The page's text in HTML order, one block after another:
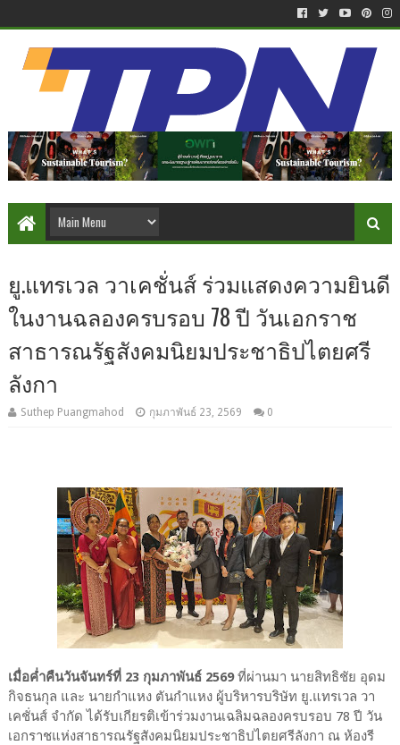
ยู.แทรเวล วาเคชั่นส์ ร่วมแสดงความยินดี
ในงานฉลองครบรอบ 78 ปี วันเอกราช
สาธารณรัฐสังคมนิยมประชาธิปไตยศรี
ลังกา
Suthep Puangmahod กุมภาพันธ์ 23, 2569 0
เมื่อค่ำคืนวันจันทร์ที่ 23 กุมภาพันธ์ 2569ที่ผ่านมา นายสิทธิชัย อุดม
กิจธนกุล และ นายกำแหง ตันกำแหง ผู้บริหารบริษัท ยู.แทรเวล วา
เคชั่นส์ จำกัด ได้รับเกียรติเข้าร่วมงานเฉลิมฉลองครบรอบ 78 ปี วัน
เอกราชแห่งสาธารณรัฐสังคมนิยมประชาธิปไตยศรีลังกา ณ ห้องรี